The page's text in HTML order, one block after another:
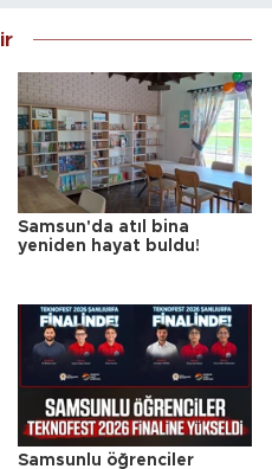
Samsun'da atıl bina
yeniden hayat buldu!
Samsunlu öğrenciler